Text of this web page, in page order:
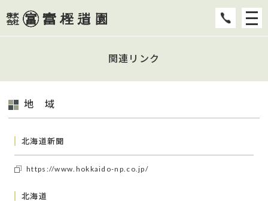
関連リンク
地 域
北海道新聞
https://www.hokkaido-np.co.jp/
北海道